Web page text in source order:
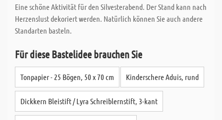
Eine schöne Aktivität für den Silvesterabend. Der Stand kann nach
Herzenslust dekoriert werden. Natürlich können Sie auch andere
Standarten basteln.
Für diese Bastelidee brauchen Sie
Tonpapier - 25 Bögen, 50 x 70 cm Kinderschere Aduis, rund
Dickkern Bleistift / Lyra Schreiblernstift, 3-kant